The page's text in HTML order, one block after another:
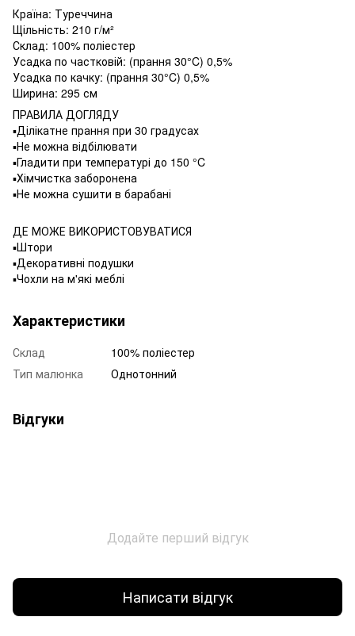
Країна: Туреччина
Щільність: 210 г/м²
Склад: 100% поліестер
Усадка по частковій: (прання 30°C) 0,5%
Усадка по качку: (прання 30°C) 0,5%
Ширина: 295 см
ПРАВИЛА ДОГЛЯДУ
▪️Ділікатне прання при 30 градусах
▪️Не можна відбілювати
▪️Гладити при температурі до 150 °C
▪️Хімчистка заборонена
▪️Не можна сушити в барабані
ДЕ МОЖЕ ВИКОРИСТОВУВАТИСЯ
▪️Штори
▪️Декоративні подушки
▪️Чохли на м'які меблі
Характеристики
Склад
100% поліестер
Тип малюнка
Однотонний
Відгуки
Додайте перший відгук
Написати відгук